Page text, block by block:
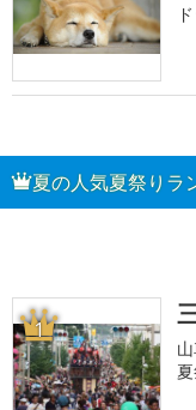
夏の人気夏祭りラ
1